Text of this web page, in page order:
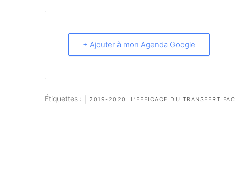
+ Ajouter à mon Agenda Google
Étiquettes : 2019-2020: L’EFFICACE DU TRANSFERT